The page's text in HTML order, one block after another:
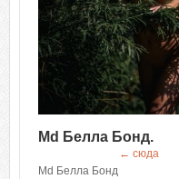
Md Белла Бонд.
← сюда
Md Белла Бонд